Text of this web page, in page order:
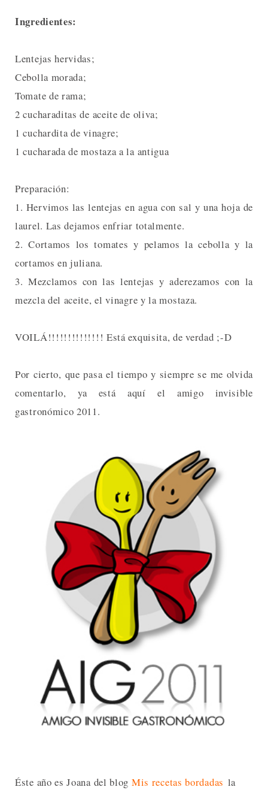
Ingredientes:
Lentejas hervidas;
Cebolla morada;
Tomate de rama;
2 cucharaditas de aceite de oliva;
1 cuchardita de vinagre;
1 cucharada de mostaza a la antigua
Preparación:
1. Hervimos las lentejas en agua con sal y una hoja de
laurel. Las dejamos enfriar totalmente.
2. Cortamos los tomates y pelamos la cebolla y la
cortamos en juliana.
3. Mezclamos con las lentejas y aderezamos con la
mezcla del aceite, el vinagre y la mostaza.
VOILÁ!!!!!!!!!!!!!! Está exquisita, de verdad ;-D
Por cierto, que pasa el tiempo y siempre se me olvida
comentarlo, ya está aquí el amigo invisible
gastronómico 2011.
Éste año es Joana del blog Mis recetas bordadas la